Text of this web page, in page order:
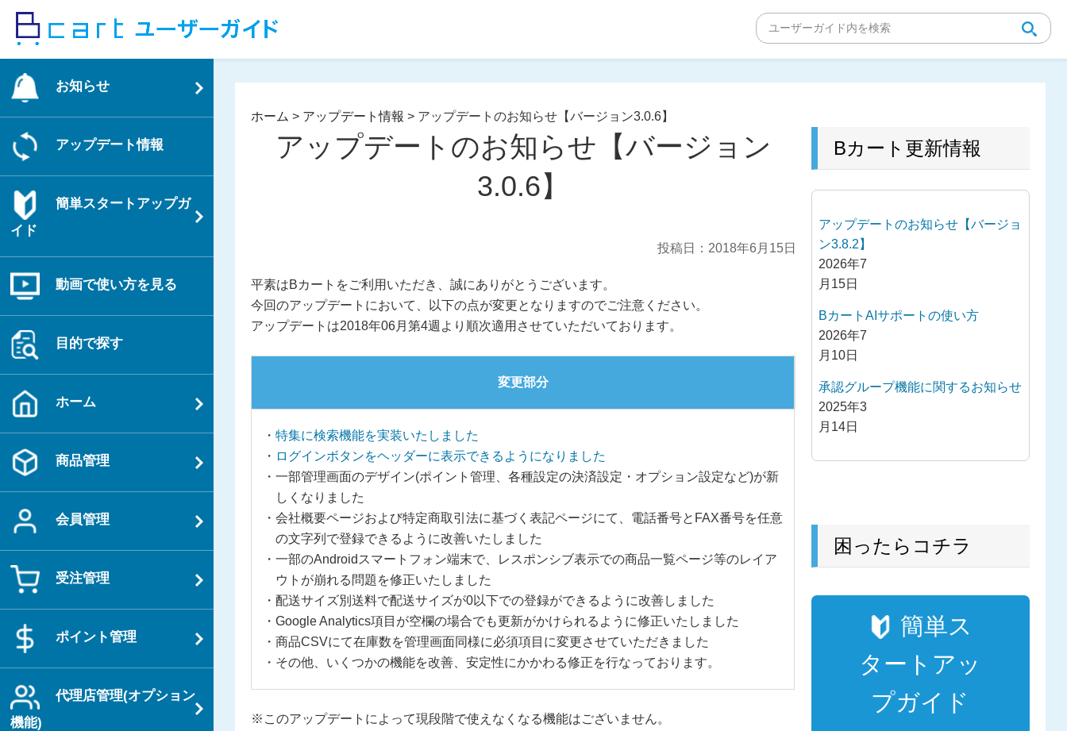
ッ
お知らせ
アップデート情報
簡単スタートアップガ
イド
動画で使い方を見る
目的で探す
ホーム
商品管理
会員管理
受注管理
ポイント管理
代理店管理(オプション
機能)
ホーム > アップデート情報 > アップデートのお知らせ【バージョン3.0.6】
アップデートのお知らせ【バージョン
3.0.6】
投稿日：2018年6月15日
平素はBカートをご利用いただき、誠にありがとうございます。
今回のアップデートにおいて、以下の点が変更となりますのでご注意ください。
アップデートは2018年06月第4週より順次適用させていただいております。
変更部分
特集に検索機能を実装いたしました
ログインボタンをヘッダーに表示できるようになりました
一部管理画面のデザイン(ポイント管理、各種設定の決済設定・オプション設定など)が新
しくなりました
会社概要ページおよび特定商取引法に基づく表記ページにて、電話番号とFAX番号を任意
の文字列で登録できるように改善いたしました
一部のAndroidスマートフォン端末で、レスポンシブ表示での商品一覧ページ等のレイア
ウトが崩れる問題を修正いたしました
配送サイズ別送料で配送サイズが0以下での登録ができるように改善しました
Google Analytics項目が空欄の場合でも更新がかけられるように修正いたしました
商品CSVにて在庫数を管理画面同様に必須項目に変更させていただきました
その他、いくつかの機能を改善、安定性にかかわる修正を行なっております。
※このアップデートによって現段階で使えなくなる機能はございません。
Bカート更新情報
アップデートのお知らせ【バージョ
ン3.8.2】
2026年7
月15日
BカートAIサポートの使い方
2026年7
月10日
承認グループ機能に関するお知らせ
2025年3
月14日
困ったらコチラ
簡単ス
タートアッ
プガイド